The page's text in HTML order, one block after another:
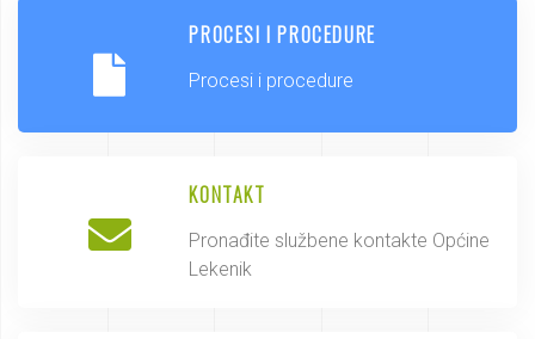
PROCESI I PROCEDURE
Procesi i procedure
KONTAKT
Pronađite službene kontakte Općine
Lekenik